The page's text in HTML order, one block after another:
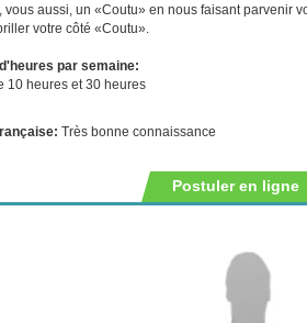
vous aussi, un «Coutu» en nous faisant parvenir
votre côté «Coutu».
par semaine:
10 heures et 30 heures
Très bonne connaissance
Postuler en ligne